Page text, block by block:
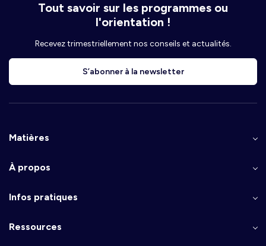
Tout savoir sur les programmes ou
l'orientation !
Recevez trimestriellement nos conseils et actualités.
S’abonner à la newsletter
Matières
À propos
Infos pratiques
Ressources